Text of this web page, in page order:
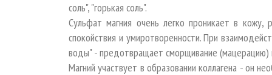
соль", "горькая соль".
Сульфат магния очень легко проникает в
спокойствия и умиротворенности. При
воды" - предотвращает сморщивание (мацерацию)
Магний участвует в образовании коллагена - он